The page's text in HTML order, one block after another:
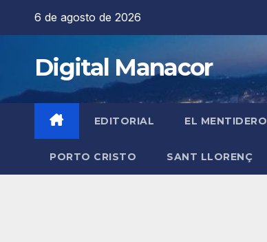
6 de agosto de 2026
Digital Manacor
EDITORIAL EL MENTIDERO
PORTO CRISTO SANT LLORENÇ